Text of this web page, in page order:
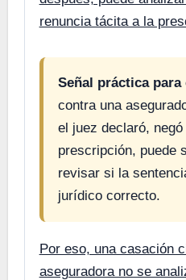
renuncia tácita a la
Señal práctica para
contra una
el juez declaró,
prescripción, puede
revisar si la
jurídico correcto.
Por eso, una casación
aseguradora no se